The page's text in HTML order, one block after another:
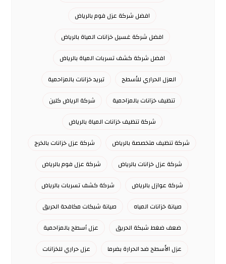
افضل شركة عزل فوم بالرياض
افضل شركة غسيل خزانات المياة بالرياض
افضل شركة كشف تسربات المياة بالرياض
العزل الحراري للأسطح
تبريد خزانات بالمزاحمية
تنظيف خزانات بالمزاحمية
شركة الرياض كلين
شركة تنظيف خزانات المياة بالرياض
شركة تنظيف متخصصة بالرياض
شركة عزل خزانات بالخرج
شركة عزل خزانات بالرياض
شركة عزل فوم بالرياض
شركة عوازل بالرياض
شركة كشف تسربات بالرياض
صيانة خزانات المياه
صيانة شبكات مكافحة الحريق
ضعف ضغط شبكة الحريق
عزل أسطح بالمزاحمية
عزل الأسطح ضد الحرارة بضرما
عزل حراري للخزانات